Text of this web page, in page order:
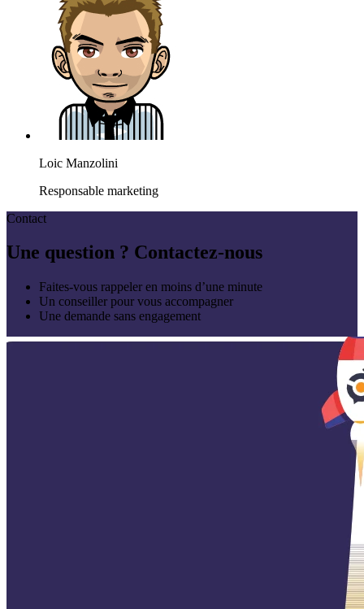
Loic Manzolini
Responsable marketing
Contact
Une question ? Contactez-nous
Faites-vous rappeler en moins d’une minute
Un conseiller pour vous accompagner
Une demande sans engagement